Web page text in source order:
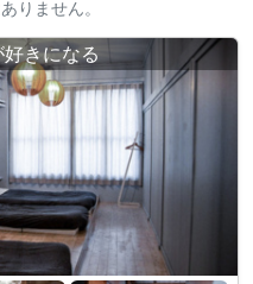
りません。
きになる